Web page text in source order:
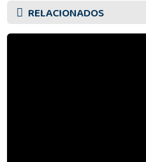
RELACIONADOS